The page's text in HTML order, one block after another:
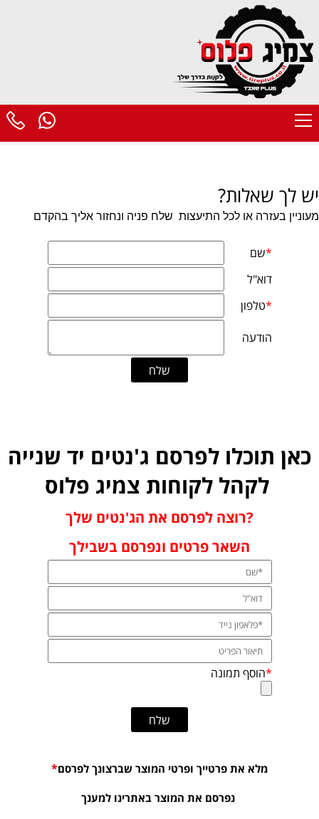
יש לך שאלות?
מעוניין בעזרה או לכל התיעצות שלח פניה ונחזור אליך בהקדם
כאן תוכלו לפרסם ג'נטים יד שנייה
לקהל לקוחות צמיג פלוס
רוצה לפרסם את הג'נטים שלך?
השאר פרטים ונפרסם בשבילך
*מלא את פרטייך ופרטי המוצר שברצונך לפרסם